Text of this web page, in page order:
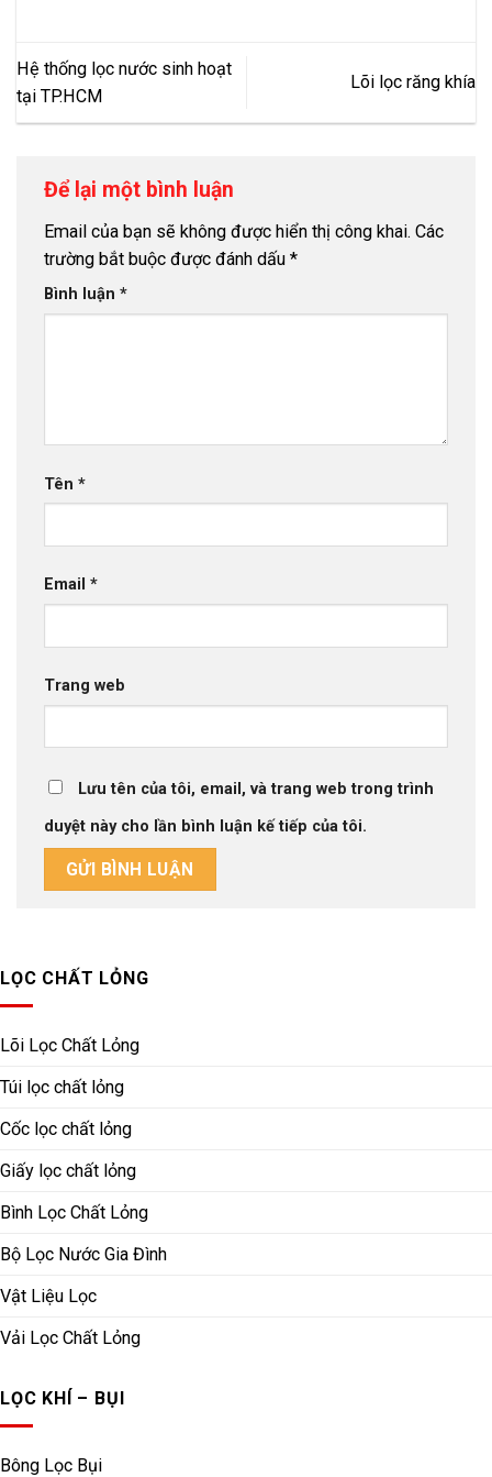
Hệ thống lọc nước sinh hoạt
tại TP.HCM
Lõi lọc răng khía
Để lại một bình luận
Email của bạn sẽ không được hiển thị công khai. Các
trường bắt buộc được đánh dấu *
Bình luận *
Tên *
Email *
Trang web
Lưu tên của tôi, email, và trang web trong trình
duyệt này cho lần bình luận kế tiếp của tôi.
LỌC CHẤT LỎNG
Lõi Lọc Chất Lỏng
Túi lọc chất lỏng
Cốc lọc chất lỏng
Giấy lọc chất lỏng
Bình Lọc Chất Lỏng
Bộ Lọc Nước Gia Đình
Vật Liệu Lọc
Vải Lọc Chất Lỏng
LỌC KHÍ – BỤI
Bông Lọc Bụi